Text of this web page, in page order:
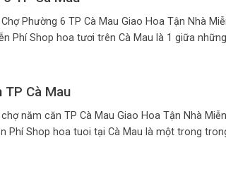
Phường 6 TP Cà Mau Giao Hoa Tận Nhà
Phí Shop hoa tươi trên Cà Mau là 1 giữa
Cà Mau
năm căn TP Cà Mau Giao Hoa Tận Nhà
Phí Shop hoa tuoi tại Cà Mau là một trong